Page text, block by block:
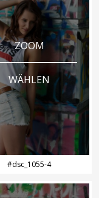
ZOOM
WÄHLEN
#dsc_1055-4